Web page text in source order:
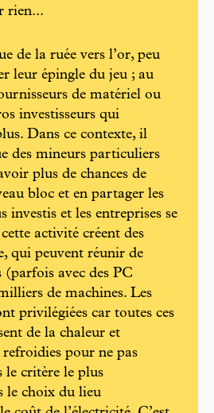
rien...
de la ruée vers l’or, peu
leur épingle du jeu ; au
de matériel ou
investisseurs qui
Dans ce contexte, il
des mineurs particuliers
plus de chances de
bloc et en partager les
investis et les entreprises se
activité créent des
qui peuvent réunir de
(parfois avec des PC
de machines. Les
privilégiées car toutes ces
de la chaleur et
refroidies pour ne pas
le critère le plus
le choix du lieu